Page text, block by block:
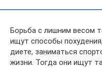
Борьба с лишним весом
ищут способы
диете, заниматься
жизни. Тогда они ищут